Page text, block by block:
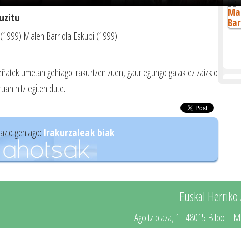
Malen Barriola Eskubi (1999)
umetan gehiago irakurtzen zuen, gaur egungo gaiak ez zaizkio
hitz egiten dute.
gehiago: Irakurzaleak biak
Euskal Herriko
Agoitz plaza, 1 · 48015 Bilbo |